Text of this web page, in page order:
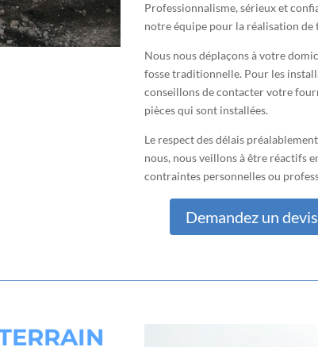
Professionnalisme, sérieux et
notre équipe pour la réalisation de
Nous nous déplaçons à votre
fosse traditionnelle. Pour les
conseillons de contacter votre
pièces qui sont installées.
Le respect des délais
nous, nous veillons à être réactifs
contraintes personnelles ou
Demandez un